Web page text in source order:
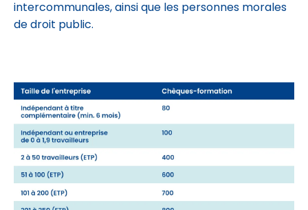
intercommunales, ainsi que les personnes morales
de droit public.